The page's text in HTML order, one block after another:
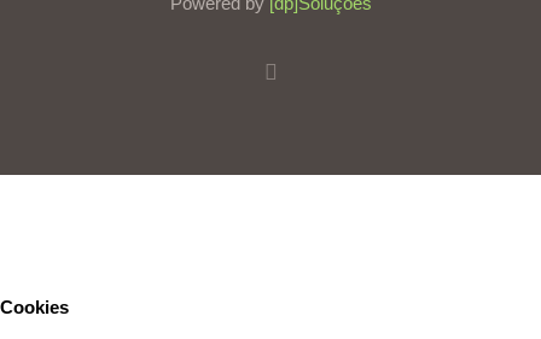
Cookies